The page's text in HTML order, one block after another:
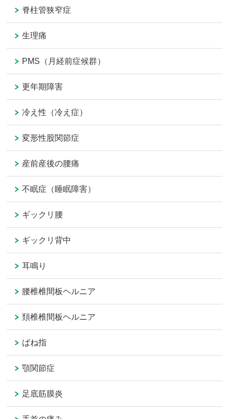
脊柱管狭窄症
生理痛
PMS（月経前症候群）
更年期障害
冷え性（冷え症）
変形性股関節症
産前産後の腰痛
不眠症（睡眠障害）
ギックリ腰
ギックリ背中
耳鳴り
腰椎椎間板ヘルニア
頚椎椎間板ヘルニア
ばね指
顎関節症
足底筋膜炎